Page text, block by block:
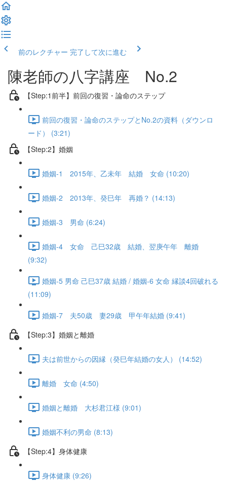
前のレクチャー 完了して次に進む
陳老師の八字講座 No.2
【Step:1前半】前回の復習・論命のステップ
前回の復習・論命のステップとNo.2の資料（ダウンロ
ード） (3:21)
【Step:2】婚姻
婚姻-1 2015年、乙未年 結婚 女命 (10:20)
婚姻-2 2013年、癸巳年 再婚？ (14:13)
婚姻-3 男命 (6:24)
婚姻-4 女命 己巳32歳 結婚、翌庚午年 離婚
(9:32)
婚姻-5 男命 己巳37歳 結婚 / 婚姻-6 女命 縁談4回破れる
(11:09)
婚姻-7 夫50歳 妻29歳 甲午年結婚 (9:41)
【Step:3】婚姻と離婚
夫は前世からの因縁（癸巳年結婚の女人） (14:52)
離婚 女命 (4:50)
婚姻と離婚 大杉君江様 (9:01)
婚姻不利の男命 (8:13)
【Step:4】身体健康
身体健康 (9:26)